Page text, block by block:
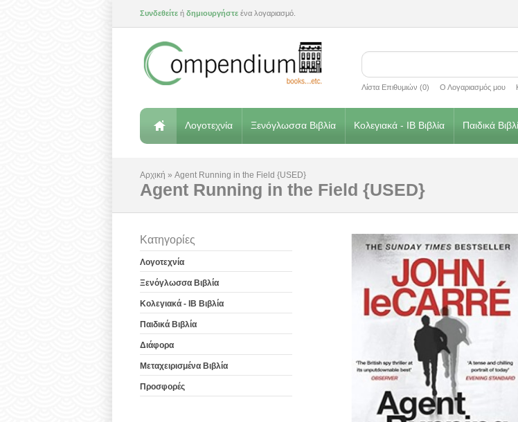
Συνδεθείτε ή δημιουργήστε ένα λογαριασμό.
Λίστα Επιθυμιών (0) Ο Λογαριασμός μου
Λογοτεχνία Ξενόγλωσσα Βιβλία Κολεγιακά - IB Βιβλία Παιδικά
Αρχική » Agent Running in the Field {USED}
Agent Running in the Field {USED}
Κατηγορίες
Λογοτεχνία
Ξενόγλωσσα Βιβλία
Κολεγιακά - IB Βιβλία
Παιδικά Βιβλία
Διάφορα
Μεταχειρισμένα Βιβλία
Προσφορές